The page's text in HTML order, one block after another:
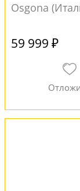
Osgona
59 999 ₽